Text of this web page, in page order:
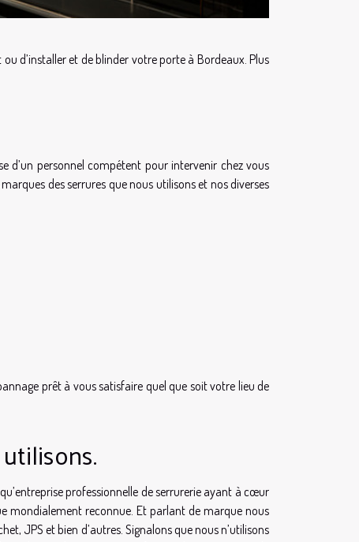
d’installer et de blinder votre porte à Bordeaux. Plus
d’un personnel compétent pour intervenir chez vous
des serrures que nous utilisons et nos diverses
prêt à vous satisfaire quel que soit votre lieu de
professionnelle de serrurerie ayant à cœur
mondialement reconnue. Et parlant de marque nous
JPS et bien d’autres. Signalons que nous n’utilisons